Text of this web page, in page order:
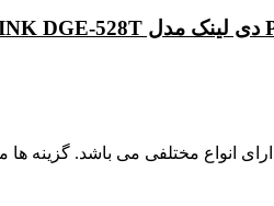
انواع مختلفی می باشد.